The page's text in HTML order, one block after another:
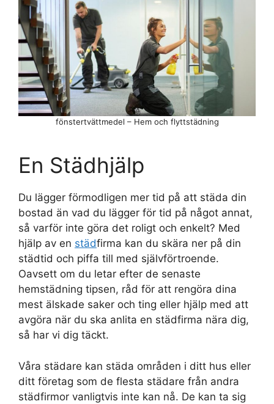
En Städhjälp
Du lägger förmodligen mer tid på att städa din
bostad än vad du lägger för tid på något annat,
så varför inte göra det roligt och enkelt? Med
hjälp av en städfirma kan du skära ner på din
städtid och piffa till med självförtroende.
Oavsett om du letar efter de senaste
hemstädning tipsen, råd för att rengöra dina
mest älskade saker och ting eller hjälp med att
avgöra när du ska anlita en städfirma nära dig,
så har vi dig täckt.
Våra städare kan städa områden i ditt hus eller
ditt företag som de flesta städare från andra
städfirmor vanligtvis inte kan nå. De kan ta sig
fönstertvättmedel – Hem och flyttstädning